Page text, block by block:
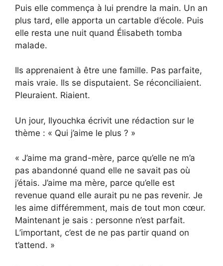
Puis elle commença à lui prendre la main. Un an
plus tard, elle apporta un cartable d’école. Puis
elle resta une nuit quand Élisabeth tomba
malade.
Ils apprenaient à être une famille. Pas parfaite,
mais vraie. Ils se disputaient. Se réconciliaient.
Pleuraient. Riaient.
Un jour, Ilyouchka écrivit une rédaction sur le
thème : « Qui j’aime le plus ? »
« J’aime ma grand-mère, parce qu’elle ne m’a
pas abandonné quand elle ne savait pas où
j’étais. J’aime ma mère, parce qu’elle est
revenue quand elle aurait pu ne pas revenir. Je
les aime différemment, mais de tout mon cœur.
Maintenant je sais : personne n’est parfait.
L’important, c’est de ne pas partir quand on
t’attend. »